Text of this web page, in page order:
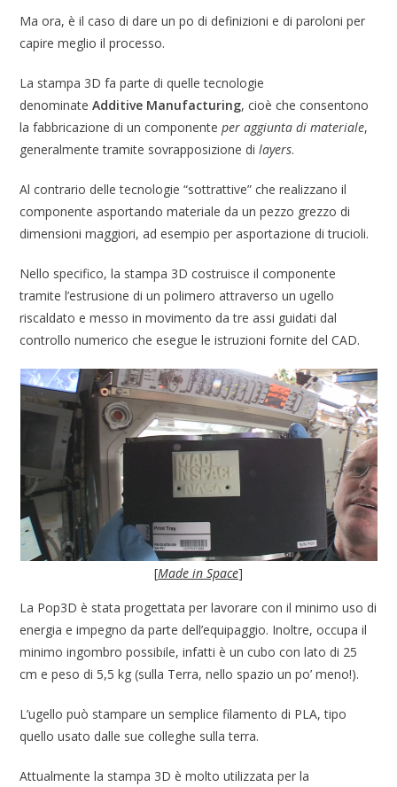
Ma ora, è il caso di dare un po di definizioni e di paroloni per
capire meglio il processo.
La stampa 3D fa parte di quelle tecnologie
denominateAdditive Manufacturing, cioè che consentono
la fabbricazione di un componenteper aggiunta di materiale,
generalmente tramite sovrapposizione dilayers.
Al contrario delle tecnologie “sottrattive” che realizzano il
componente asportando materiale da un pezzo grezzo di
dimensioni maggiori, ad esempio per asportazione di trucioli.
Nello specifico, la stampa 3D costruisce il componente
tramite l’estrusione di un polimero attraverso un ugello
riscaldato e messo in movimento da tre assi guidati dal
controllo numerico che esegue le istruzioni fornite del CAD.
[Made in Space]
La Pop3D è stata progettata per lavorare con il minimo uso di
energia e impegno da parte dell’equipaggio. Inoltre, occupa il
minimo ingombro possibile, infatti è un cubo con lato di 25
cm e peso di 5,5 kg (sulla Terra, nello spazio un po’ meno!).
L’ugello può stampare un semplice filamento di PLA, tipo
quello usato dalle sue colleghe sulla terra.
Attualmente la stampa 3D è molto utilizzata per la